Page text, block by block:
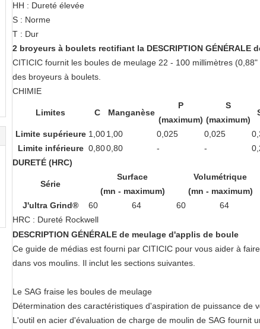
HH : Dureté élevée
S : Norme
T : Dur
2 broyeurs à boulets rectifiant la DESCRIPTION GÉNÉRALE
CITICIC fournit les boules de meulage 22 - 100 millimètres
des broyeurs à boulets.
CHIMIE
Limites C Manganèse
P
(maximum)
S
(maximum)
Limite supérieure 1,001,00 0,025 0,025
Limite inférieure 0,800,80 - -
DURETÉ (HRC)
Série
Surface
(mn - maximum)
Volumétrique
(mn - maximum)
J'ultra Grind® 60 64 60 64
HRC : Dureté Rockwell
DESCRIPTION GÉNÉRALE de meulage d'applis de boule
Ce guide de médias est fourni par CITICIC pour vous aider à
dans vos moulins. Il inclut les sections suivantes.
Le SAG fraise les boules de meulage
Détermination des caractéristiques d'aspiration de puissance de
L'outil en acier d'évaluation de charge de moulin de SAG fournit